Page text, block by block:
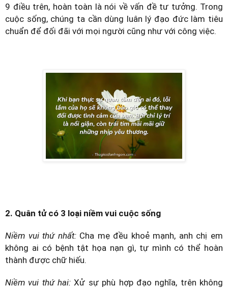
9 điều trên, hoàn toàn là nói về vấn đề tư tưởng. Trong
cuộc sống, chúng ta cần dùng luân lý đạo đức làm tiêu
chuẩn để đối đãi với mọi người cũng như với công việc.
2. Quân tử có 3 loại niềm vui cuộc sống
Niềm vui thứ nhất:Cha mẹ đều khoẻ mạnh, anh chị em
không ai có bệnh tật họa nạn gì, tự mình có thể hoàn
thành được chữ hiếu.
Niềm vui thứ hai: Xử sự phù hợp đạo nghĩa, trên không